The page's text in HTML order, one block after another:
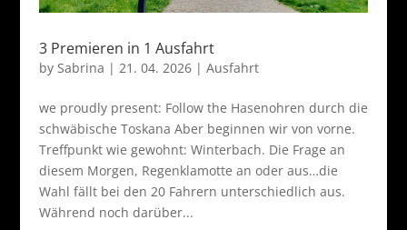
3 Premieren in 1 Ausfahrt
by Sabrina | 21. 04. 2026| Ausfahrt
we proudly present: Follow the Hasenohren durch die
schwäbische Toskana Aber beginnen wir von vorne.
Treffpunkt wie gewohnt: Winterbach. Die Frage an
diesem Morgen, Regenklamotte an oder aus…die
Wahl fällt bei den 20 Fahrern unterschiedlich aus.
Während noch darüber...